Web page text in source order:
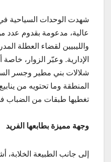
شهدت الوحدات السياحية
عالية، مدعومة بقدوم عدد
والليبيين لقضاء العطلة
الإدارية. وعبّر الزوار،
شلالات بني مطير وجسر
المنطقة وما تحتويه من
تغطيها طبقات من الضباب
وجهة مميزة بطابعها الفريد
إلى جانب الطبيعة الخلابة،